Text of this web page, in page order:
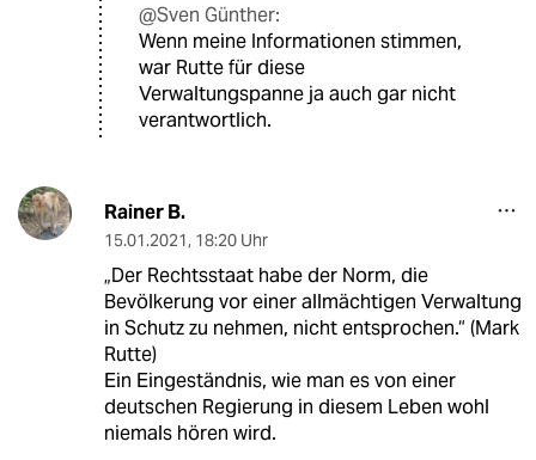
@Sven Günther:
Wenn meine Informationen stimmen,
war Rutte für diese
Verwaltungspanne ja auch gar nicht
verantwortlich.
Rainer B.
15.01.2021, 18:20 Uhr
„Der Rechtsstaat habe der Norm, die
Bevölkerung vor einer allmächtigen Verwaltung
in Schutz zu nehmen, nicht entsprochen.“ (Mark
Rutte)
Ein Eingeständnis, wie man es von einer
deutschen Regierung in diesem Leben wohl
niemals hören wird.